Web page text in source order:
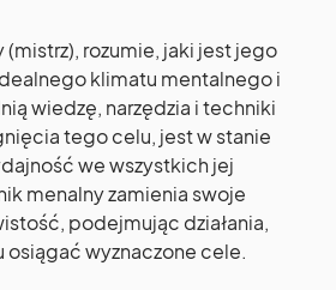
rozumie, jaki jest jego
klimatu mentalnego i
wiedzę, narzędzia i techniki
tego celu, jest w stanie
we wszystkich jej
menalny zamienia swoje
podejmując działania,
wyznaczone cele.